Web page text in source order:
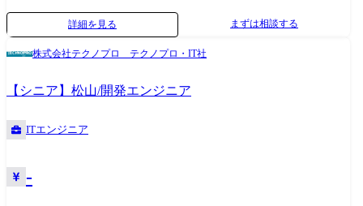
◎IoT画像処理制御開発 (変更の範囲)会社の定める業務
詳細を見る まずは相談する
株式会社テクノプロ テクノプロ・IT社
【シニア】松山/開発エンジニア
ITエンジニア
-